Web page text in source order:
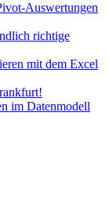
Auswertungen
richtige
mit dem Excel
im Datenmodell